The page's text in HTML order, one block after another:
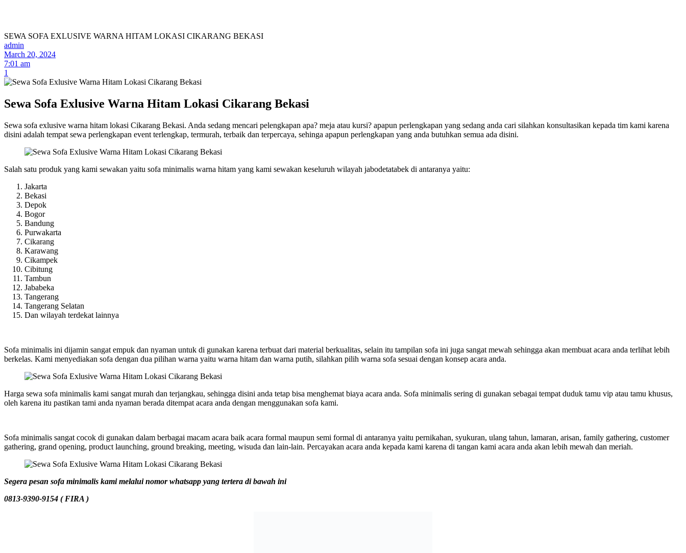
SEWA SOFA EXLUSIVE WARNA HITAM LOKASI CIKARANG BEKASI
admin
March 20, 2024
7:01 am
1
Sewa Sofa Exlusive Warna Hitam Lokasi Cikarang Bekasi
Sewa sofa exlusive warna hitam lokasi Cikarang Bekasi. Anda sedang mencari pelengkapan apa? meja atau kursi? apapun perlengkapan yang sedang anda cari silahkan konsultasikan kepada tim kami karena
disini adalah tempat sewa perlengkapan event terlengkap, termurah, terbaik dan terpercaya, sehinga apapun perlengkapan yang anda butuhkan semua ada disini.
Salah satu produk yang kami sewakan yaitu sofa minimalis warna hitam yang kami sewakan keseluruh wilayah jabodetatabek di antaranya yaitu:
Jakarta
Bekasi
Depok
Bogor
Bandung
Purwakarta
Cikarang
Karawang
Cikampek
Cibitung
Tambun
Jababeka
Tangerang
Tangerang Selatan
Dan wilayah terdekat lainnya
Sofa minimalis ini dijamin sangat empuk dan nyaman untuk di gunakan karena terbuat dari material berkualitas, selain itu tampilan sofa ini juga sangat mewah sehingga akan membuat acara anda terlihat lebih
berkelas. Kami menyediakan sofa dengan dua pilihan warna yaitu warna hitam dan warna putih, silahkan pilih warna sofa sesuai dengan konsep acara anda.
Harga sewa sofa minimalis kami sangat murah dan terjangkau, sehingga disini anda tetap bisa menghemat biaya acara anda. Sofa minimalis sering di gunakan sebagai tempat duduk tamu vip atau tamu khusus,
oleh karena itu pastikan tami anda nyaman berada ditempat acara anda dengan menggunakan sofa kami.
Sofa minimalis sangat cocok di gunakan dalam berbagai macam acara baik acara formal maupun semi formal di antaranya yaitu pernikahan, syukuran, ulang tahun, lamaran, arisan, family gathering, customer
gathering, grand opening, product launching, ground breaking, meeting, wisuda dan lain-lain. Percayakan acara anda kepada kami karena di tangan kami acara anda akan lebih mewah dan meriah.
Segera pesan sofa minimalis kami melalui nomor whatsapp yang tertera di bawah ini
0813-9390-9154 ( FIRA )